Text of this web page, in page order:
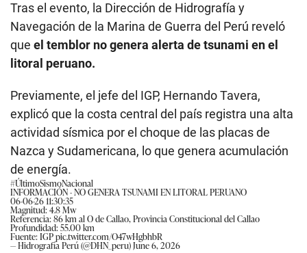
Tras el evento, la Dirección de Hidrografía y
Navegación de la Marina de Guerra del Perú reveló
que el temblor no genera alerta de tsunami en el
litoral peruano.
Previamente, el jefe del IGP, Hernando Tavera,
explicó que la costa central del país registra una alta
actividad sísmica por el choque de las placas de
Nazca y Sudamericana, lo que genera acumulación
de energía.
#ÚltimoSismoNacional
INFORMACIÓN - NO GENERA TSUNAMI EN LITORAL PERUANO
06-06-26 11:30:35
Magnitud: 4.8 Mw
Referencia: 86 km al O de Callao, Provincia Constitucional del Callao
Profundidad: 55.00 km
Fuente: IGPpic.twitter.com/O47wHgbhbR
— Hidrografía Perú (@DHN_peru)June 6, 2026